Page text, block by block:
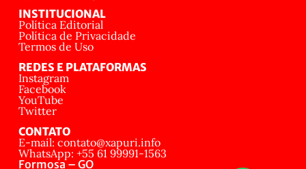
INSTITUCIONAL
Política Editorial
Política de Privacidade
Termos de Uso
REDES E PLATAFORMAS
Instagram
Facebook
YouTube
Twitter
CONTATO
E-mail: contato@xapuri.info
WhatsApp: +55 61 99991-1563
Formosa – GO